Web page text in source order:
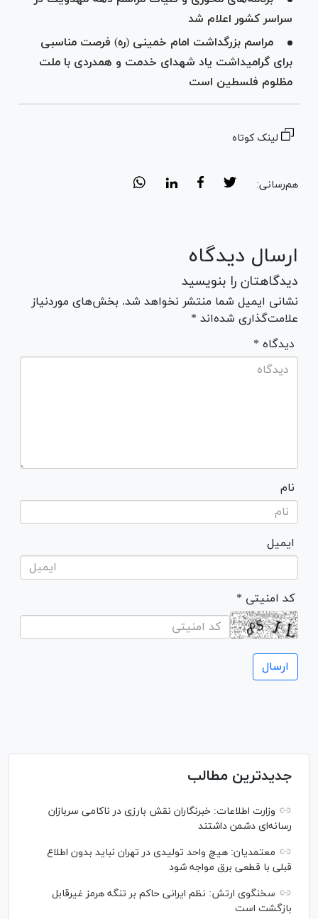
سراسر کشور اعلام شد
مراسم بزرگداشت امام خمینی (ره) فرصت مناسبی
برای گرامیداشت یاد شهدای خدمت و همدردی با ملت
مظلوم فلسطین است
لینک کوتاه
هم‌رسانی:
ارسال دیدگاه
دیدگاهتان را بنویسید
نشانی ایمیل شما منتشر نخواهد شد. بخش‌های موردنیاز
علامت‌گذاری شده‌اند *
* دیدگاه
نام
ایمیل
* کد امنیتی
جدیدترین مطالب
وزارت اطلاعات: خبرنگاران نقش بارزی در ناکامی سربازان
رسانه‌ای دشمن داشتند
معتمدیان: هیچ واحد تولیدی در تهران نباید بدون اطلاع
قبلی با قطعی برق مواجه شود
سخنگوی ارتش: نظم ایرانی حاکم بر تنگه هرمز غیرقابل
بازگشت است